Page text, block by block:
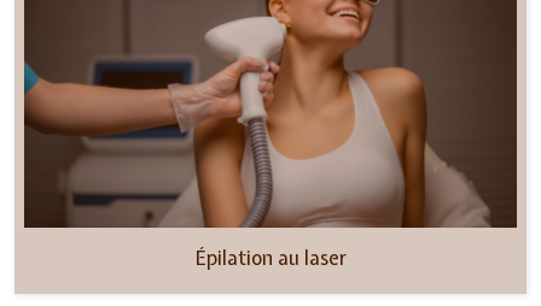
Épilation au laser